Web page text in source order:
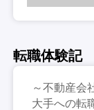
転職体験記
～不動産会
大手への転